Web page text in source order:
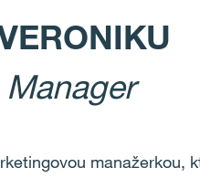
manažerkou,